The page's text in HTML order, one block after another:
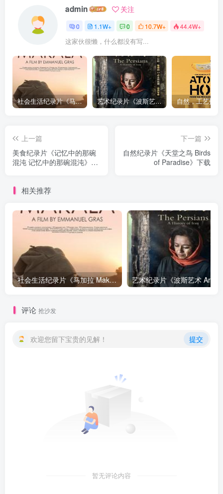
admin 关注
0 1.1W+ 0 10.7W+ 44.4W+
这家伙很懒，什么都没有写...
社会生活纪录片《马加拉 Makala》下载 艺术纪录片《波斯艺术 Art of Persia》下载
上一篇
美食纪录片《记忆中的那碗
混沌 记忆中的那碗混沌》下
下一篇
自然纪录片《天堂之鸟 Birds
of Paradise》下载
相关推荐
社会生活纪录片《马加拉 Makala》下载
评论 抢沙发
欢迎您留下宝贵的见解！ 提交
暂无评论内容